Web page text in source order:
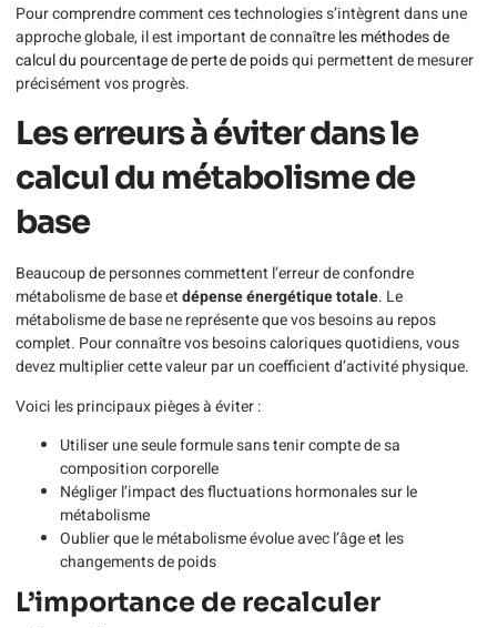
Pour comprendre comment ces technologies s’intègrent dans une
approche globale, il est important de connaîtreles méthodes de
calcul du pourcentage de perte de poidsqui permettent de mesurer
précisément vos progrès.
Les erreurs à éviter dans le
calcul du métabolisme de
base
Beaucoup de personnes commettent l’erreur de confondre
métabolisme de base etdépense énergétique totale. Le
métabolisme de base ne représente que vos besoins au repos
complet. Pour connaître vos besoins caloriques quotidiens, vous
devez multiplier cette valeur par un coefficient d’activité physique.
Voici les principaux pièges à éviter :
Utiliser une seule formule sans tenir compte de sa
composition corporelle
Négliger l’impact des fluctuations hormonales sur le
métabolisme
Oublier que le métabolisme évolue avec l’âge et les
changements de poids
L’importance de recalculer